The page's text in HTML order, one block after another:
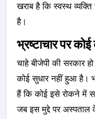
खराब है कि स्वस्थ
है।
भ्रष्टाचार पर कोई
चाहे बीजेपी की सरकार
कोई सुधार नहीं हुआ है।
हैं कि कोई इसे रोकने में
जब इस मुद्दे पर अस्पताल